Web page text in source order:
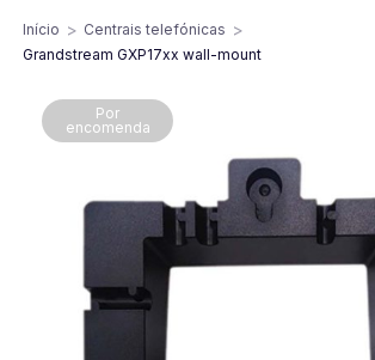
Início > Centrais telefónicas >
Grandstream GXP17xx wall-mount
Por
encomenda